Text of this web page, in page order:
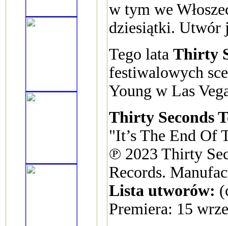
w tym we
dziesiątki. Utwór
Tego lata Thirty
festiwalowych
Young w Las
Thirty Seconds
"It’s The End Of
℗ 2023 Thirty
Records.
Lista utworów:
Premiera: 15